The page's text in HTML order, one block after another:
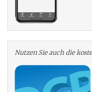
Nutzen Sie auch die